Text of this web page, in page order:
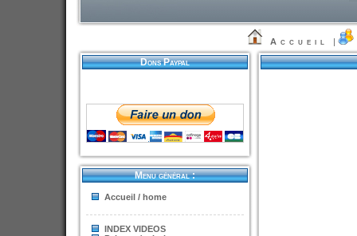
Accueil |
Dons Paypal
Menu général :
Accueil / home
INDEX VIDEOS